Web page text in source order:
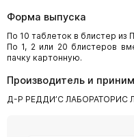
Форма выпуска
По 10 таблеток в блистер из
По 1, 2 или 20 блистеров
пачку картонную.
Производитель и
Д-Р РЕДДИ’С ЛАБОРАТОРИС